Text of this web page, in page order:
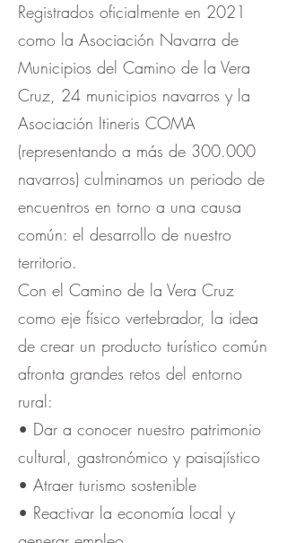
Registrados oficialmente en 2021
como la Asociación Navarra de
Municipios del Camino de la Vera
Cruz, 24 municipios navarros y la
Asociación Itineris COMA
(representando a más de 300.000
navarros) culminamos un periodo de
encuentros en torno a una causa
común: el desarrollo de nuestro
territorio.
Con el Camino de la Vera Cruz
como eje físico vertebrador, la idea
de crear un producto turístico común
afronta grandes retos del entorno
rural:
• Dar a conocer nuestro patrimonio
cultural, gastronómico y paisajístico
• Atraer turismo sostenible
• Reactivar la economía local y